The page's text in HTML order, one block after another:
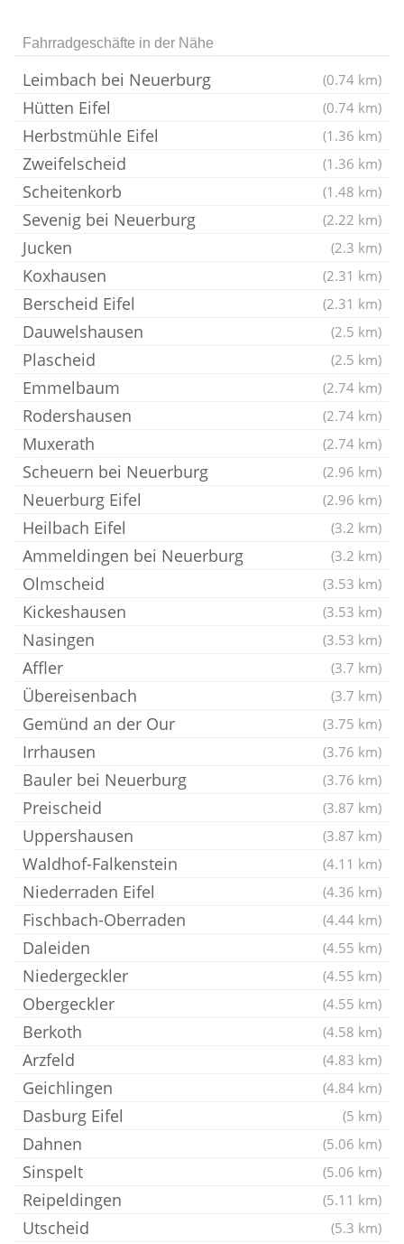
Fahrradgeschäfte in der Nähe
Leimbach bei Neuerburg (0.74 km)
Hütten Eifel (0.74 km)
Herbstmühle Eifel (1.36 km)
Zweifelscheid (1.36 km)
Scheitenkorb (1.48 km)
Sevenig bei Neuerburg (2.22 km)
Jucken (2.3 km)
Koxhausen (2.31 km)
Berscheid Eifel (2.31 km)
Dauwelshausen (2.5 km)
Plascheid (2.5 km)
Emmelbaum (2.74 km)
Rodershausen (2.74 km)
Muxerath (2.74 km)
Scheuern bei Neuerburg (2.96 km)
Neuerburg Eifel (2.96 km)
Heilbach Eifel (3.2 km)
Ammeldingen bei Neuerburg (3.2 km)
Olmscheid (3.53 km)
Kickeshausen (3.53 km)
Nasingen (3.53 km)
Affler (3.7 km)
Übereisenbach (3.7 km)
Gemünd an der Our (3.75 km)
Irrhausen (3.76 km)
Bauler bei Neuerburg (3.76 km)
Preischeid (3.87 km)
Uppershausen (3.87 km)
Waldhof-Falkenstein (4.11 km)
Niederraden Eifel (4.36 km)
Fischbach-Oberraden (4.44 km)
Daleiden (4.55 km)
Niedergeckler (4.55 km)
Obergeckler (4.55 km)
Berkoth (4.58 km)
Arzfeld (4.83 km)
Geichlingen (4.84 km)
Dasburg Eifel (5 km)
Dahnen (5.06 km)
Sinspelt (5.06 km)
Reipeldingen (5.11 km)
Utscheid (5.3 km)